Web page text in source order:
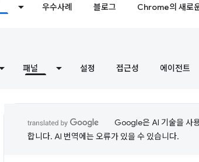
우수사례 블로그 Chrome의 새로
패널 설정 접근성 에이전트
Google은 AI 기술을 사
합니다. AI 번역에는 오류가 있을 수 있습니다.